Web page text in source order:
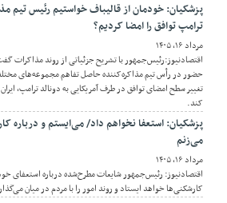
پزشکیان: خودمان از قالیباف خواستیم رئیس تیم
ترامپ توافق را امضا کردیم؟
مرداد ۱۶, ۱۴۰۵
اقتصادنیوز:رئیس‌جمهور با تشریح جزئیاتی از روند مذاکرات
حضور در رأس تیم مذاکره‌کننده حاصل تفاهم مجموعه‌های
تغییر سطح امضای توافق در طرف آمریکایی به دونالد ترامپ،
کند.
پزشکیان: استعفا نخواهم داد/ می‌ایستم و درباره
می‌زنم
مرداد ۱۶, ۱۴۰۵
اقتصادنیوز: رئیس‌جمهور شایعات مطرح‌شده درباره استعفای
کارشکنی‌ها خواهد ایستاد و روند امور را با مردم در میان